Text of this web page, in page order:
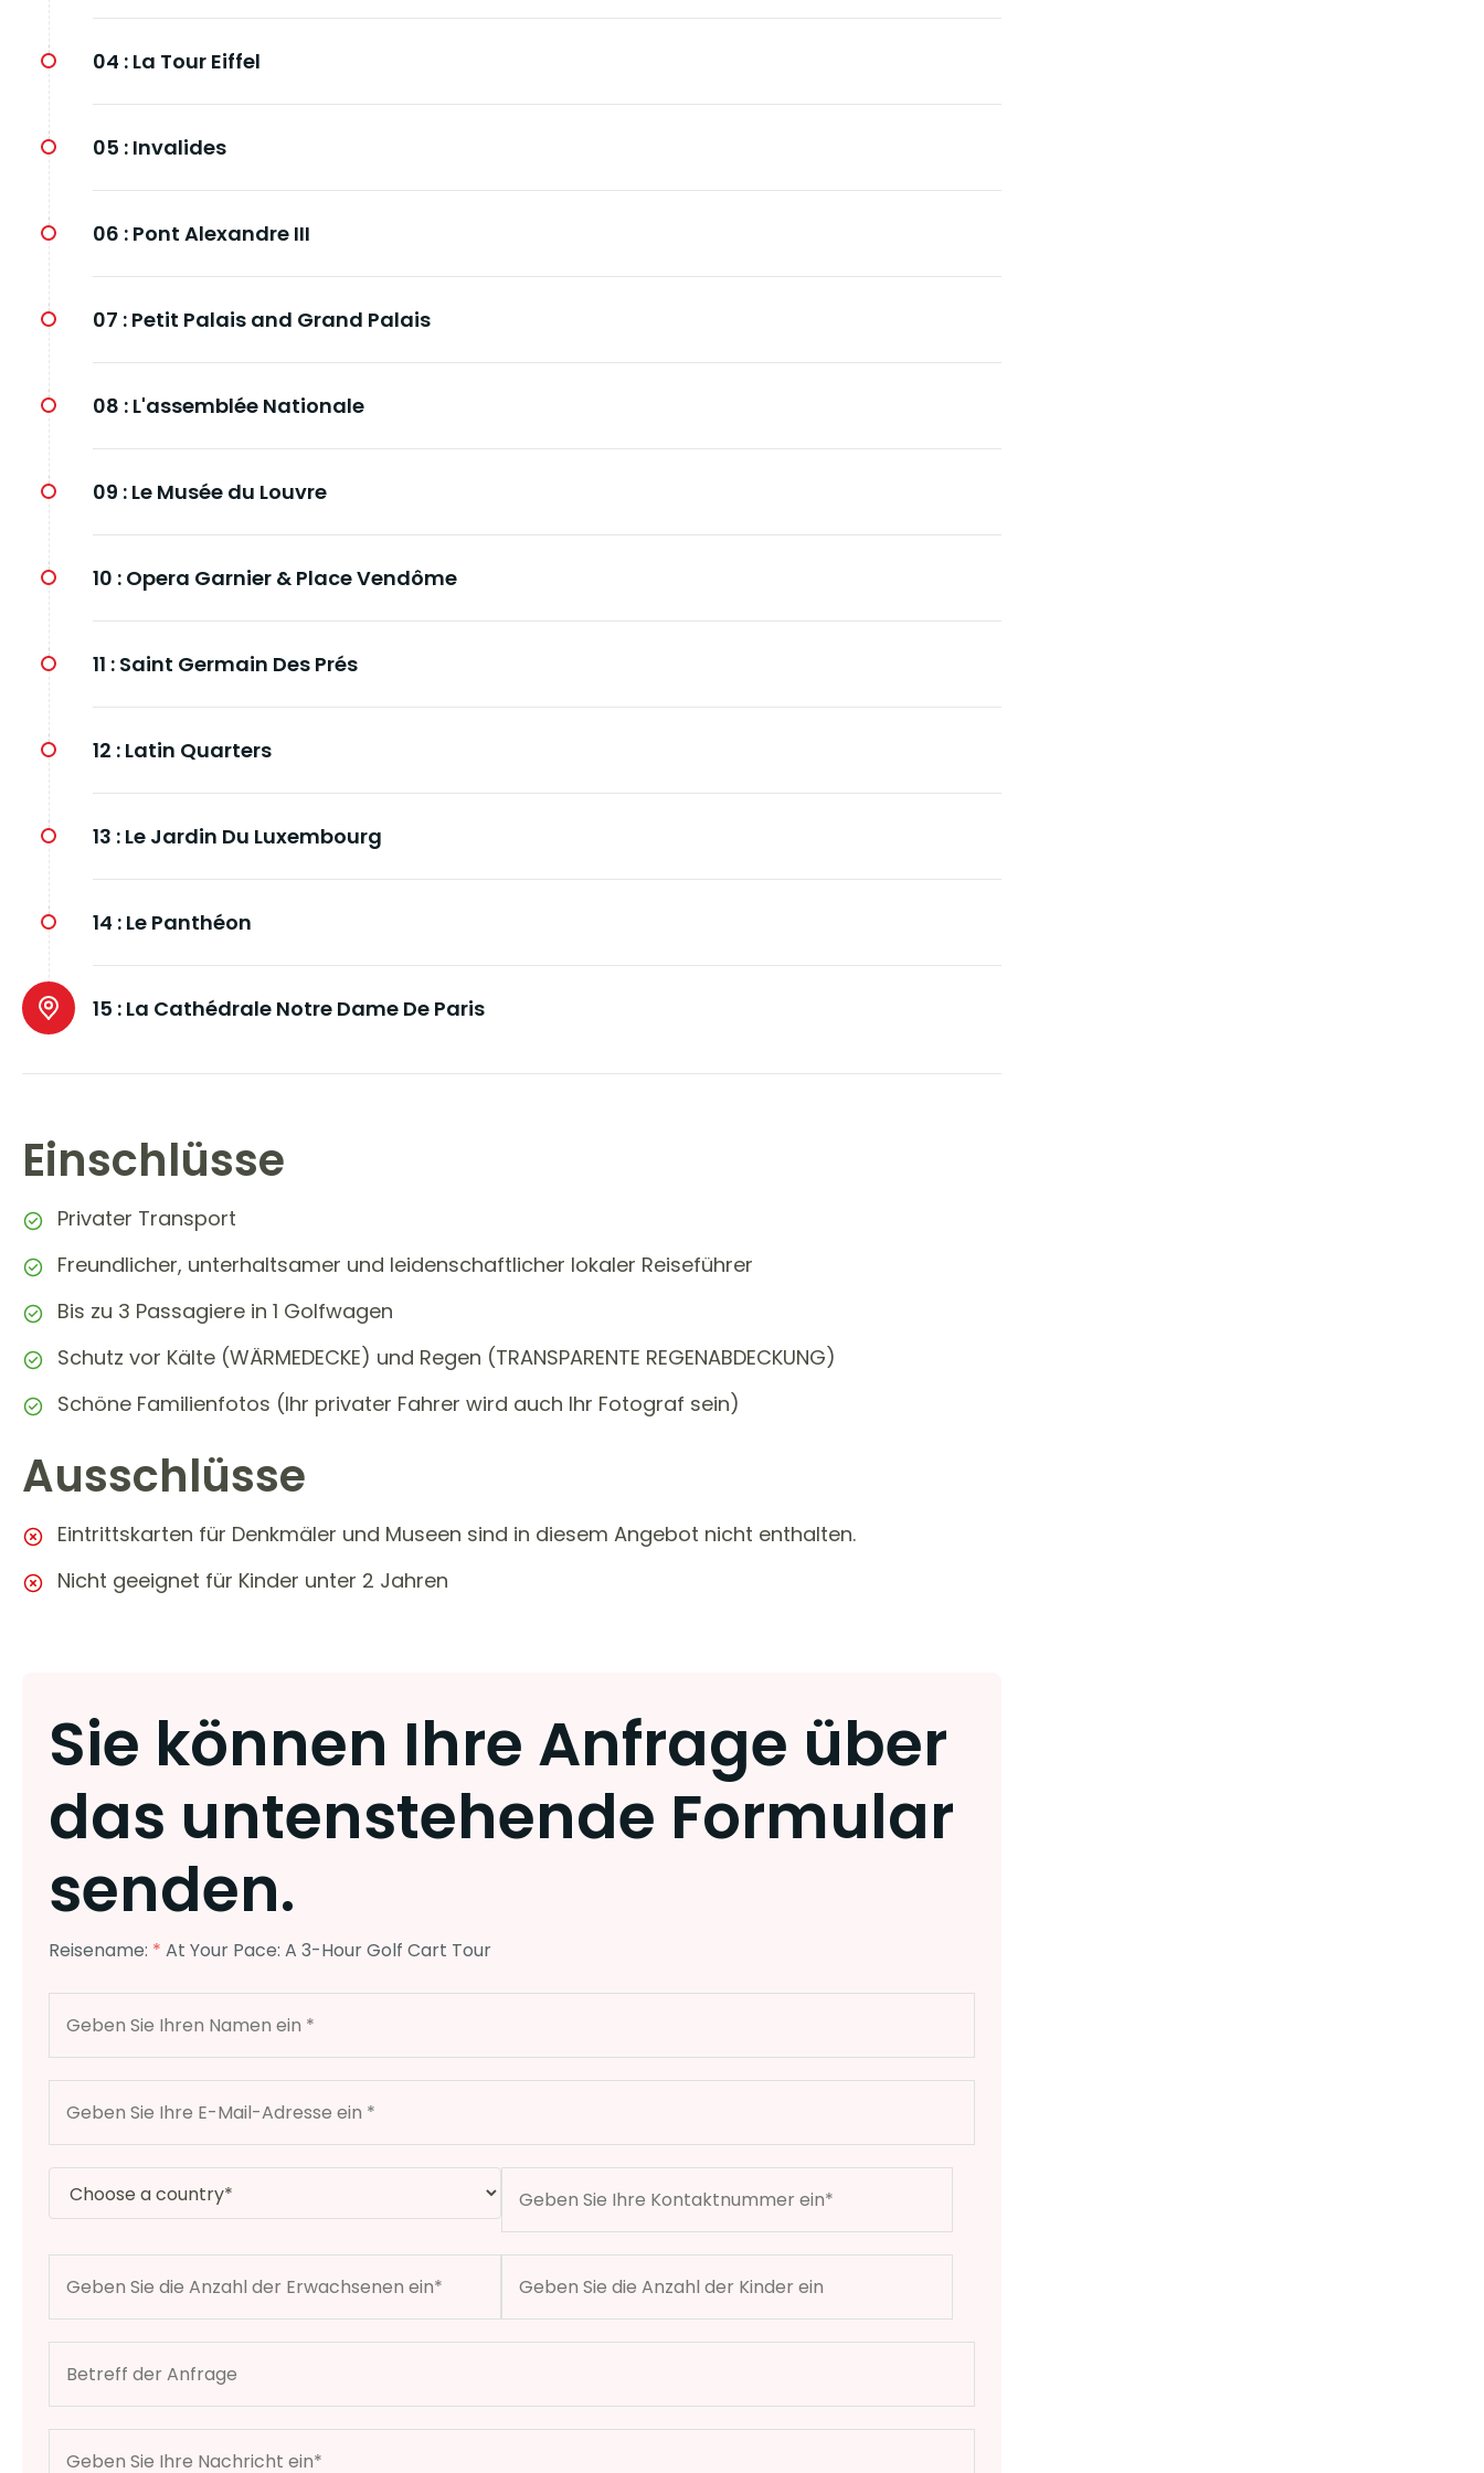
04 : La Tour Eiffel
05 : Invalides
06 : Pont Alexandre III
07 : Petit Palais and Grand Palais
08 : L'assemblée Nationale
09 : Le Musée du Louvre
10 : Opera Garnier & Place Vendôme
11 : Saint Germain Des Prés
12 : Latin Quarters
13 : Le Jardin Du Luxembourg
14 : Le Panthéon
15 : La Cathédrale Notre Dame De Paris
Einschlüsse
Privater Transport
Freundlicher, unterhaltsamer und leidenschaftlicher lokaler Reiseführer
Bis zu 3 Passagiere in 1 Golfwagen
Schutz vor Kälte (WÄRMEDECKE) und Regen (TRANSPARENTE REGENABDECKUNG)
Schöne Familienfotos (Ihr privater Fahrer wird auch Ihr Fotograf sein)
Ausschlüsse
Eintrittskarten für Denkmäler und Museen sind in diesem Angebot nicht enthalten.
Nicht geeignet für Kinder unter 2 Jahren
Sie können Ihre Anfrage über
das untenstehende Formular
senden.
Reisename: * At Your Pace: A 3-Hour Golf Cart Tour